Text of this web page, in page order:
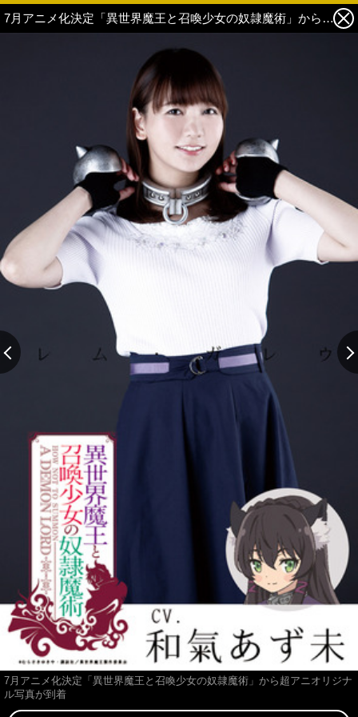
7月アニメ化決定「異世界魔王と召喚少女の奴隷魔術」から超アニオリジナル写真が到着 6枚目の写真・画像
7月アニメ化決定「異世界魔王と召喚少女の奴隷魔術」から超アニオリジナ
ル写真が到着